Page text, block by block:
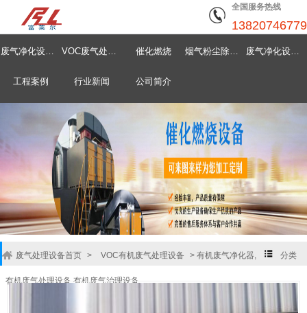
全国服务热线
13820746779
废气净化设备首页 VOC废气处理设备 催化燃烧 烟气粉尘除尘器 废气净化设备中心
工程案例 行业新闻 公司简介
分类
废气处理设备首页 > VOC有机废气处理设备 > 有机废气净化器,
有机废气处理设备,有机废气治理设备